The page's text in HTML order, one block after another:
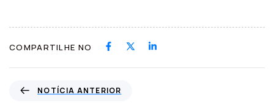
COMPARTILHE NO
NOTÍCIA ANTERIOR